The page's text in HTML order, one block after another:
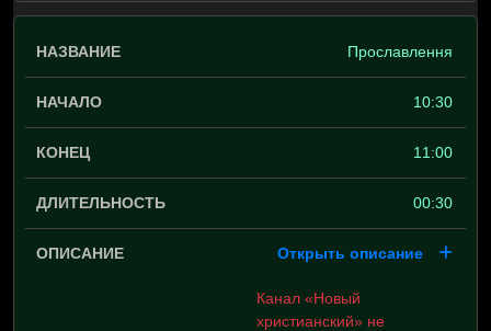
Прославлення
10:30
11:00
00:30
Открыть описание
Канал «Новый
христианский» не